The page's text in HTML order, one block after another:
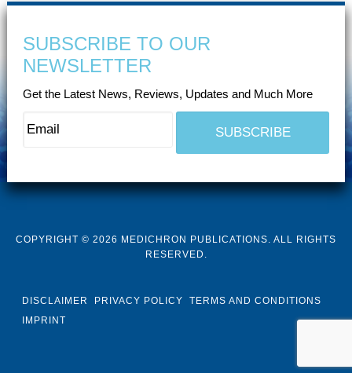
SUBSCRIBE TO OUR
NEWSLETTER
Get the Latest News, Reviews, Updates and Much More
COPYRIGHT © 2026 MEDICHRON PUBLICATIONS. ALL RIGHTS
RESERVED.
DISCLAIMER PRIVACY POLICY
TERMS AND CONDITIONS
IMPRINT